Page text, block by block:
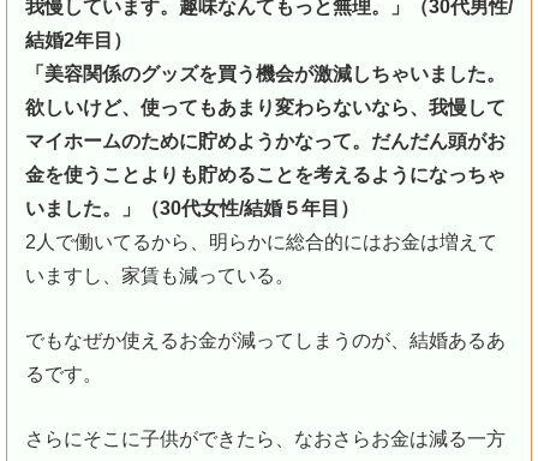
我慢しています。趣味なんてもっと無理。」（30代男性/
結婚2年目）
「美容関係のグッズを買う機会が激減しちゃいました。
欲しいけど、使ってもあまり変わらないなら、我慢して
マイホームのために貯めようかなって。だんだん頭がお
金を使うことよりも貯めることを考えるようになっちゃ
いました。」（30代女性/結婚５年目）
2人で働いてるから、明らかに総合的にはお金は増えて
いますし、家賃も減っている。
でもなぜか使えるお金が減ってしまうのが、結婚あるあ
るです。
さらにそこに子供ができたら、なおさらお金は減る一方